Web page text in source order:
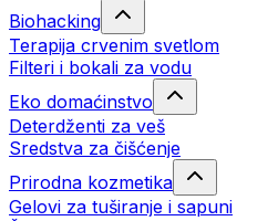
Biohacking
Terapija crvenim svetlom
Filteri i bokali za vodu
Eko domaćinstvo
Deterdženti za veš
Sredstva za čišćenje
Prirodna kozmetika
Gelovi za tuširanje i sapuni